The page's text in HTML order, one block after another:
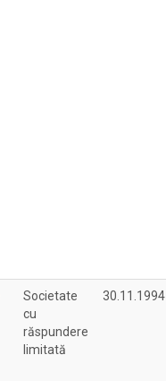
Societate
cu
răspundere
limitată
30.11.1994